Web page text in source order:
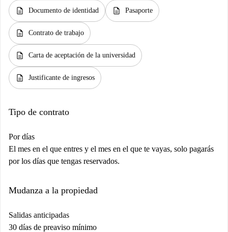
description Documento de identidad description Pasaporte
description Contrato de trabajo
description Carta de aceptación de la universidad
description Justificante de ingresos
Tipo de contrato
Por días
El mes en el que entres y el mes en el que te vayas, solo pagarás
por los días que tengas reservados.
Mudanza a la propiedad
Salidas anticipadas
30 días de preaviso mínimo